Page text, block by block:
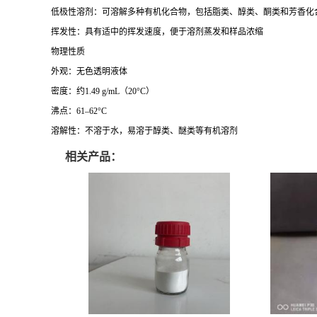
低极性溶剂：可溶解多种有机化合物，包括脂类、醇类、酮类和芳香化
挥发性：具有适中的挥发速度，便于溶剂蒸发和样品浓缩
物理性质
外观：无色透明液体
密度：约1.49 g/mL（20°C）
沸点：61–62°C
溶解性：不溶于水，易溶于醇类、醚类等有机溶剂
相关产品：